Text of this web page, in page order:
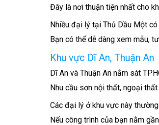
Đây là nơi thuận tiện nhất cho
Nhiều đại lý tại Thủ Dầu Một
Bạn có thể dễ dàng xem mẫu,
Khu vực Dĩ An, Thuận An
Dĩ An và Thuận An nằm sát
Nhu cầu sơn nội thất, ngoại
Các đại lý ở khu vực này
Nếu công trình của bạn nằm